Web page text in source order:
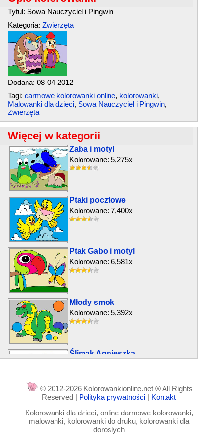
Tytul: Sowa Nauczyciel i Pingwin
Kategoria: Zwierzęta
Dodana: 08-04-2012
Tagi: darmowe kolorowanki online, kolorowanki,
Malowanki dla dzieci, Sowa Nauczyciel i Pingwin,
Zwierzęta
Więcej w kategorii
Żaba i motyl
Kolorowane: 5,275x
Ptaki pocztowe
Kolorowane: 7,400x
Ptak Gabo i motyl
Kolorowane: 6,581x
Młody smok
Kolorowane: 5,392x
Ślimak Agnieszka
Kolorowane: 3,973x
© 2012-2026 Kolorowankionline.net ® All Rights
Reserved | Polityka prywatności | Kontakt
Kolorowanki dla dzieci, online darmowe kolorowanki,
malowanki, kolorowanki do druku, kolorowanki dla
doroslych